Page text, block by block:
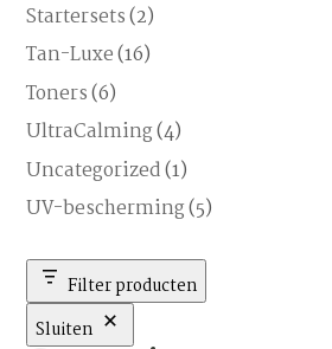
Startersets(2)
Tan-Luxe(16)
Toners(6)
UltraCalming(4)
Uncategorized(1)
UV-bescherming(5)
Filter producten
Sluiten